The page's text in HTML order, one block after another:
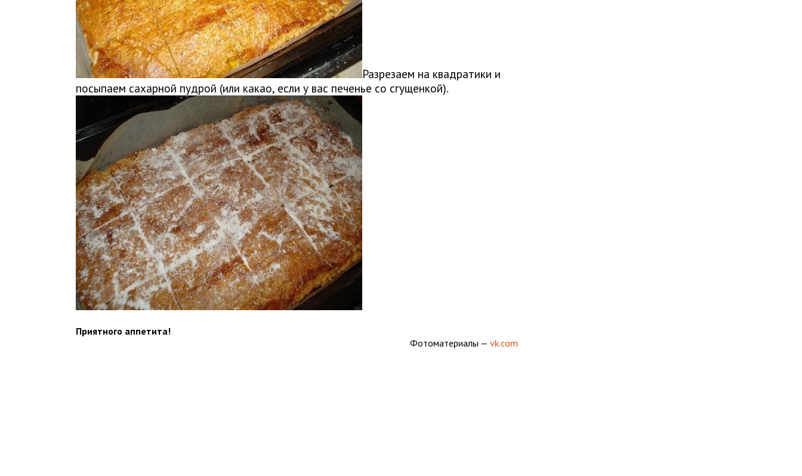
Разрезаем на квадратики и
посыпаем сахарной пудрой (или какао, если у вас печенье со сгущенкой).
Приятного аппетита!
Фотоматериалы — vk.com